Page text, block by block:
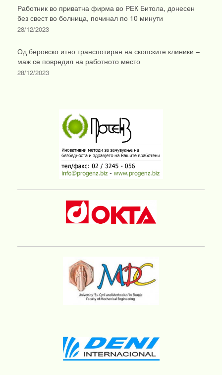
Работник во приватна фирма во РЕК Битола, донесен
без свест во болница, починал по 10 минути
28/12/2023
Од беровско итно транспотиран на скопските клиники –
маж се повредил на работното место
28/12/2023